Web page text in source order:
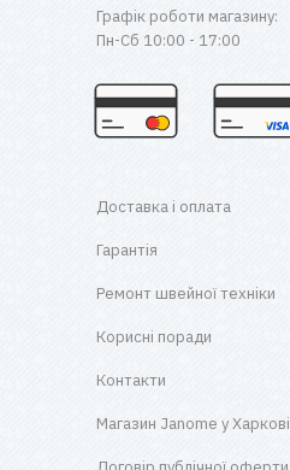
Графік роботи магазину:
Пн-Сб 10:00 - 17:00
Доставка і оплата
Гарантія
Ремонт швейної техніки
Корисні поради
Контакти
Магазин Janome у Харкові